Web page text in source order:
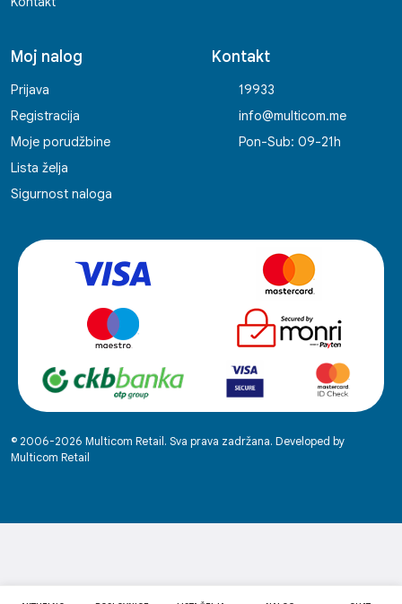
Moj nalog
Prijava
Registracija
Moje porudžbine
Lista želja
Sigurnost naloga
Kontakt
19933
info@multicom.me
Pon-Sub: 09-21h
© 2006-2026 Multicom Retail. Sva prava zadržana. Developed by
Multicom Retail